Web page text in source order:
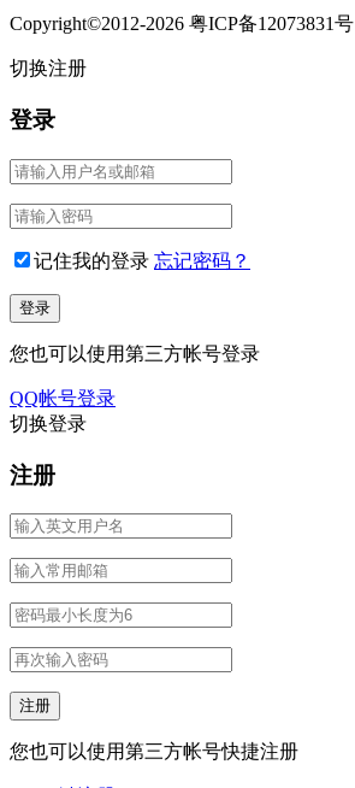
Copyright©2012-2026 粤ICP备12073831号
切换注册
登录
记住我的登录 忘记密码？
您也可以使用第三方帐号登录
QQ帐号登录
切换登录
注册
您也可以使用第三方帐号快捷注册